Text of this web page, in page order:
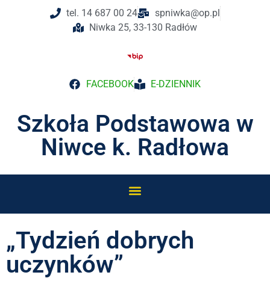
tel. 14 687 00 24
spniwka@op.pl
Niwka 25, 33-130 Radłów
FACEBOOK E-DZIENNIK
Szkoła Podstawowa w
Niwce k. Radłowa
„Tydzień dobrych
uczynków”